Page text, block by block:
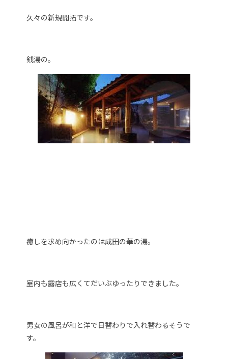
久々の新規開拓です。
銭湯の。
癒しを求め向かったのは成田の華の湯。
室内も露店も広くてだいぶゆったりできました。
男女の風呂が和と洋で日替わりで入れ替わるそうで
す。